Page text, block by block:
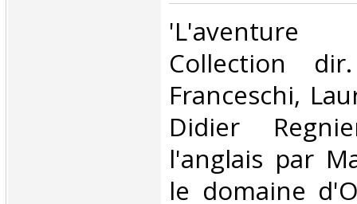
‎'L'aventure
Collection
Franceschi,
Didier
l'anglais par
le domaine